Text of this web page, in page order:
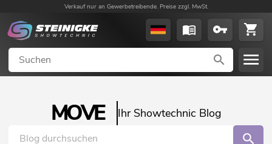
Verkauf nur an Gewerbetreibende. Preise zzgl. MwSt.
MOVE Ihr Showtechnic Blog